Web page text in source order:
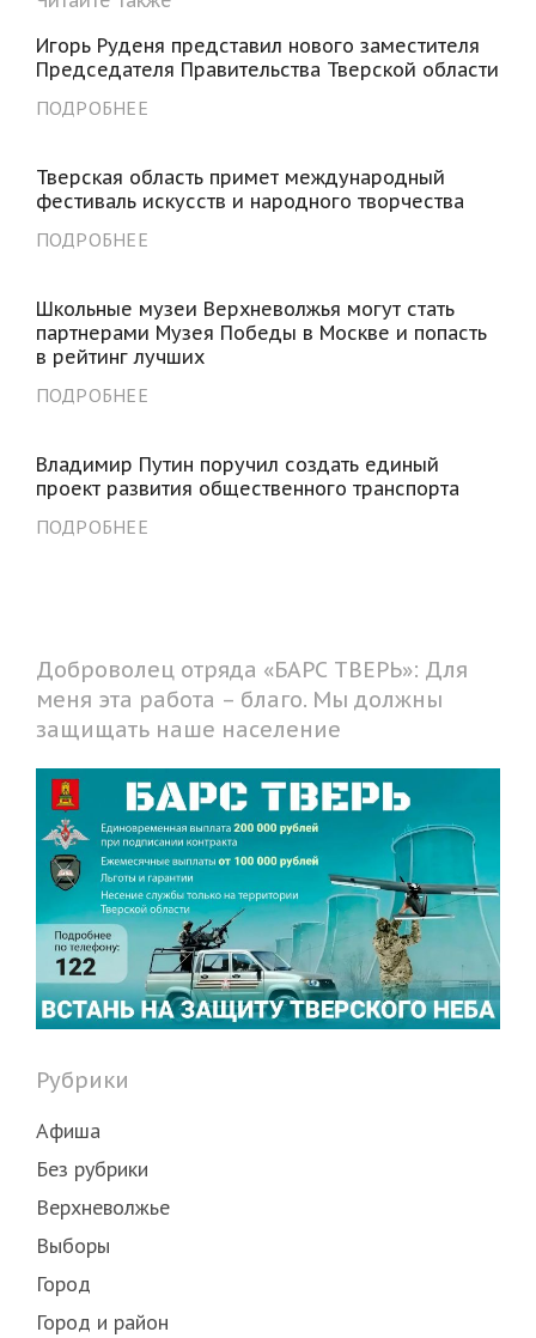
Игорь Руденя представил нового заместителя
Председателя Правительства Тверской области
ПОДРОБНЕЕ
Тверская область примет международный
фестиваль искусств и народного творчества
ПОДРОБНЕЕ
Школьные музеи Верхневолжья могут стать
партнерами Музея Победы в Москве и попасть
в рейтинг лучших
ПОДРОБНЕЕ
Владимир Путин поручил создать единый
проект развития общественного транспорта
ПОДРОБНЕЕ
Доброволец отряда «БАРС ТВЕРЬ»: Для
меня эта работа – благо. Мы должны
защищать наше население
Рубрики
Афиша
Без рубрики
Верхневолжье
Выборы
Город
Город и район